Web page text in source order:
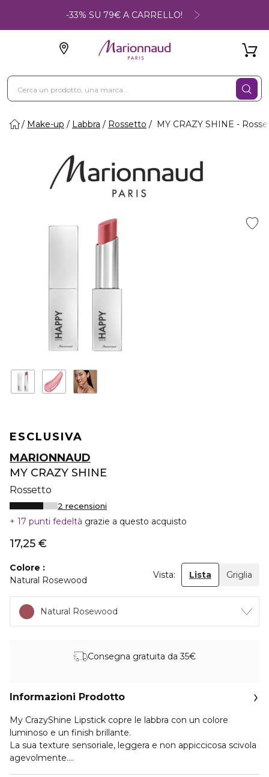
-33% SU 79€ A CARRELLO!
Make-up Labbra Rossetto MY CRAZY SHINE -
ESCLUSIVA
MARIONNAUD
MY CRAZY SHINE
Rossetto
2 recensioni
17 punti fedeltà grazie a questo acquisto
17,25 €
Colore
Natural Rosewood
Vista: Lista Griglia
Natural Rosewood
Consegna gratuita da 35€
Informazioni Prodotto
My CrazyShine Lipstick copre le labbra con un colore
luminoso e un finish brillante.
La sua texture sensoriale, leggera e non appiccicosa scivola
agevolmente.